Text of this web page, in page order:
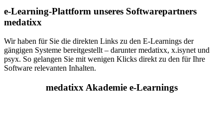
e-Learning-Plattform unseres Softwarepartners
medatixx
Wir haben für Sie die direkten Links zu den E-Learnings der
gängigen Systeme bereitgestellt – darunter medatixx, x.isynet und
psyx. So gelangen Sie mit wenigen Klicks direkt zu den für Ihre
Software relevanten Inhalten.
medatixx Akademie e-Learnings